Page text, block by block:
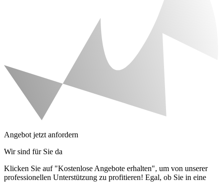
Angebot jetzt anfordern
Wir sind für Sie da
Klicken Sie auf "Kostenlose Angebote erhalten", um von unserer
professionellen Unterstützung zu profitieren! Egal, ob Sie in eine